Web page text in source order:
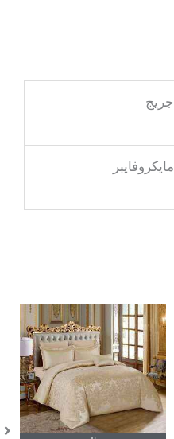
جريج
مايكروفايبر